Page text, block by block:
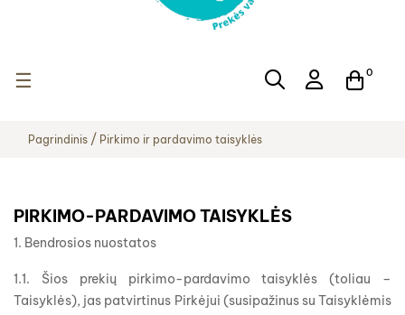
Toggle navigation
☰ 0
Pagrindinis Pirkimo ir pardavimo taisyklės
PIRKIMO-PARDAVIMO TAISYKLĖS
1. Bendrosios nuostatos
1.1. Šios prekių pirkimo-pardavimo taisyklės (toliau –
Taisyklės), jas patvirtinus Pirkėjui (susipažinus su Taisyklėmis